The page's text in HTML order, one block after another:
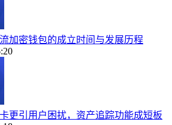
加密钱包的成立时间与发展历程
更引用户困扰，资产追踪功能成短板